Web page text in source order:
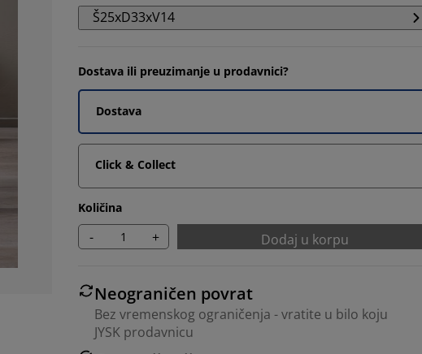
Š25xD33xV14
Dostava ili preuzimanje u prodavnici?
Dostava
Click & Collect
Količina
- + Dodaj u korpu
Neograničen povrat
Bez vremenskog ograničenja - vratite u bilo koju
JYSK prodavnicu